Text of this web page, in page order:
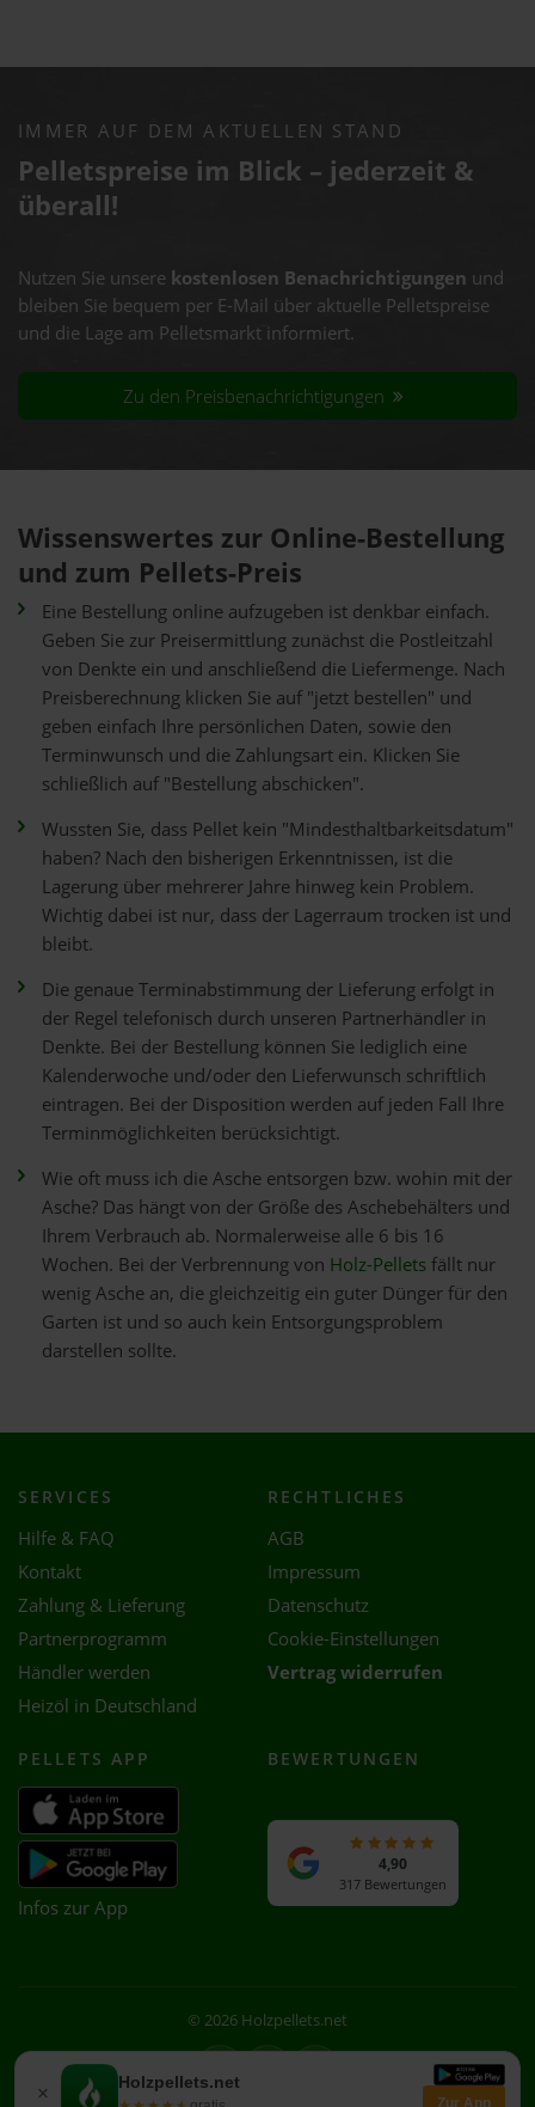
IMMER AUF DEM AKTUELLEN STAND
Pelletspreise im Blick – jederzeit &
überall!
Nutzen Sie unsere kostenlosen Benachrichtigungen und
bleiben Sie bequem per E-Mail über aktuelle Pelletspreise
und die Lage am Pelletsmarkt informiert.
Zu den Preisbenachrichtigungen
Wissenswertes zur Online-Bestellung
und zum Pellets-Preis
Eine Bestellung online aufzugeben ist denkbar einfach.
Geben Sie zur Preisermittlung zunächst die Postleitzahl
von Denkte ein und anschließend die Liefermenge. Nach
Preisberechnung klicken Sie auf "jetzt bestellen" und
geben einfach Ihre persönlichen Daten, sowie den
Terminwunsch und die Zahlungsart ein. Klicken Sie
schließlich auf "Bestellung abschicken".
Wussten Sie, dass Pellet kein "Mindesthaltbarkeitsdatum"
haben? Nach den bisherigen Erkenntnissen, ist die
Lagerung über mehrerer Jahre hinweg kein Problem.
Wichtig dabei ist nur, dass der Lagerraum trocken ist und
bleibt.
Die genaue Terminabstimmung der Lieferung erfolgt in
der Regel telefonisch durch unseren Partnerhändler in
Denkte. Bei der Bestellung können Sie lediglich eine
Kalenderwoche und/oder den Lieferwunsch schriftlich
eintragen. Bei der Disposition werden auf jeden Fall Ihre
Terminmöglichkeiten berücksichtigt.
Wie oft muss ich die Asche entsorgen bzw. wohin mit der
Asche? Das hängt von der Größe des Aschebehälters und
Ihrem Verbrauch ab. Normalerweise alle 6 bis 16
Wochen. Bei der Verbrennung von Holz-Pelletsfällt nur
wenig Asche an, die gleichzeitig ein guter Dünger für den
Garten ist und so auch kein Entsorgungsproblem
darstellen sollte.
× Holzpellets.net
Zur App
SERVICES
Hilfe & FAQ
Kontakt
Zahlung & Lieferung
Partnerprogramm
Händler werden
Heizöl in Deutschland
RECHTLICHES
AGB
Impressum
Datenschutz
Cookie-Einstellungen
Vertrag widerrufen
PELLETS APP
Infos zur App
BEWERTUNGEN
4,90
317 Bewertungen
© 2026 Holzpellets.net
Facebook